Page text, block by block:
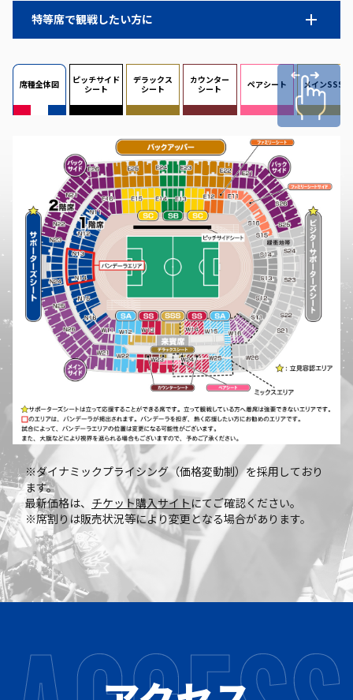
特等席で観戦したい方に
席種全体図
ピッチサイド
シート
デラックス
シート
カウンター
シート
ペアシート メインSSS
※ダイナミックプライシング（価格変動制）を採用しており
ます。
最新価格は、 チケット購入サイト にてご確認ください。
※席割りは販売状況等により変更となる場合があります。